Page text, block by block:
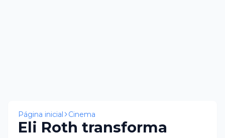
Página inicial Cinema
Eli Roth transforma